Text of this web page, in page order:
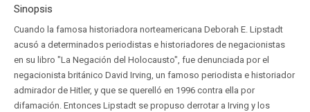
Sinopsis
Cuando la famosa historiadora norteamericana Deborah E. Lipstadt
acusó a determinados periodistas e historiadores de negacionistas
en su libro "La Negación del Holocausto", fue denunciada por el
negacionista británico David Irving, un famoso periodista e historiador
admirador de Hitler, y que se querelló en 1996 contra ella por
difamación. Entonces Lipstadt se propuso derrotar a Irving y los